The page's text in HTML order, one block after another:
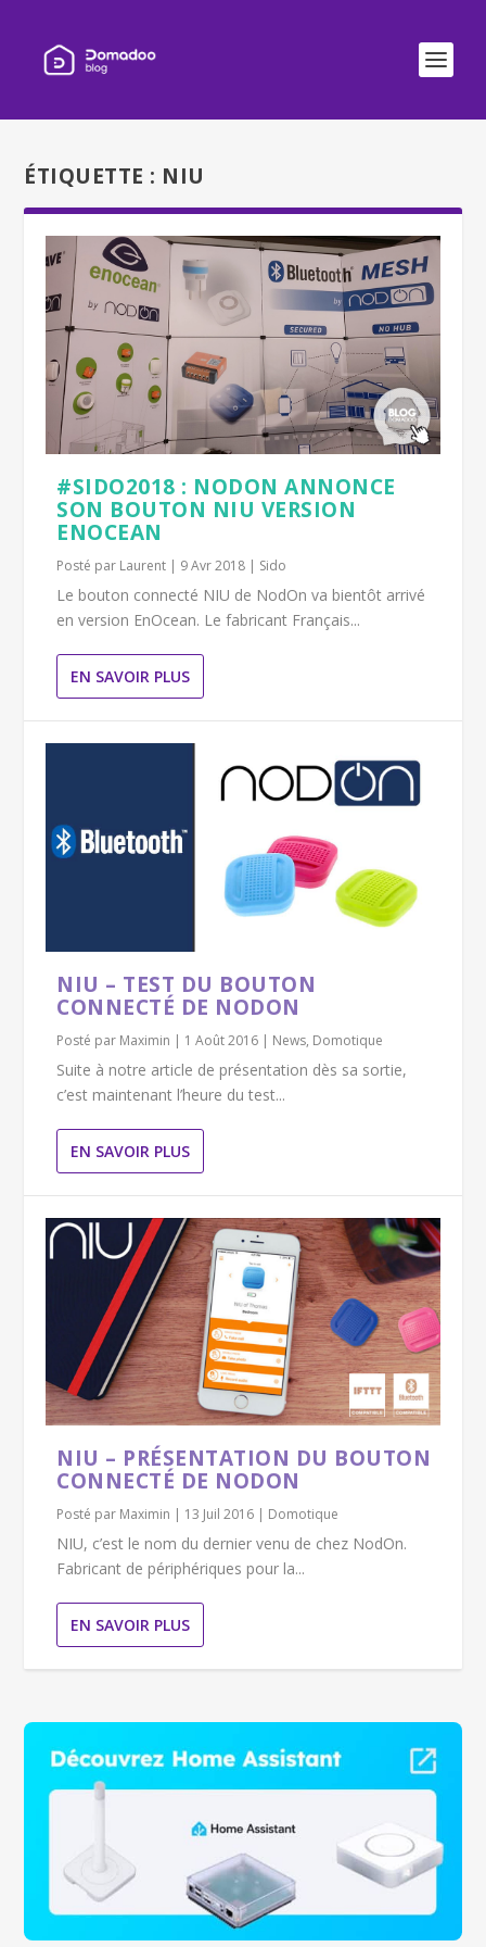
ÉTIQUETTE : NIU
#SIDO2018 : NODON ANNONCE
SON BOUTON NIU VERSION
ENOCEAN
Posté par Laurent 9 Avr 2018 Sido
Le bouton connecté NIU de NodOn va bientôt arrivé
en version EnOcean. Le fabricant Français...
EN SAVOIR PLUS
NIU – TEST DU BOUTON
CONNECTÉ DE NODON
Posté par Maximin | 1 Août 2016 | News, Domotique
Suite à notre article de présentation dès sa sortie,
c’est maintenant l’heure du test...
EN SAVOIR PLUS
NIU – PRÉSENTATION DU BOUTON
CONNECTÉ DE NODON
Posté par Maximin | 13 Juil 2016 | Domotique
NIU, c’est le nom du dernier venu de chez NodOn.
Fabricant de périphériques pour la...
EN SAVOIR PLUS